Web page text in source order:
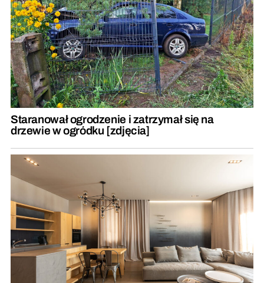
Staranował ogrodzenie i zatrzymał się na
drzewie w ogródku [zdjęcia]